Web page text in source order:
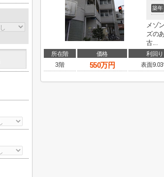
築年
メゾ
ズの
古...
所在階 価格 利回り
3階
550万円 表面